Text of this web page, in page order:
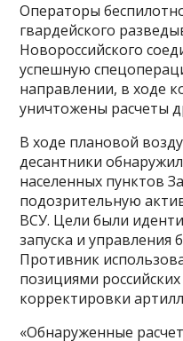
Операторы
гвардейского
Новороссийского
успешную
направлении, в ходе
уничтожены расчеты
В ходе плановой
десантники
населенных пунктов
подозрительную
ВСУ. Цели были
запуска и управления
Противник
позициями
корректировки
«Обнаруженные